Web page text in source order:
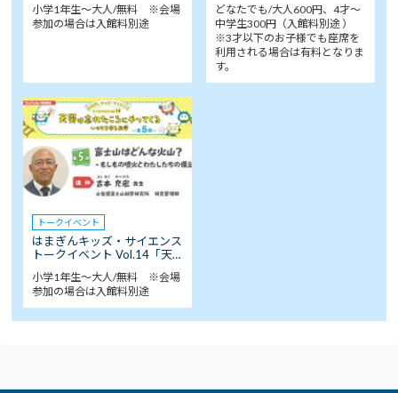
小学1年生～大人/無料 ※会場
参加の場合は入館料別途
どなたでも/大人600円、4才～
中学生300円（入館料別途 ）
※3才以下のお子様でも座席を
利用される場合は有料となりま
す。
トークイベント
はまぎんキッズ・サイエンス
トークイベント Vol.14「天…
小学1年生～大人/無料 ※会場
参加の場合は入館料別途